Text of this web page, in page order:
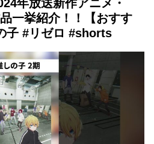
年放送新作アニメ・
一挙紹介！！【おすす
子 #リゼロ #shorts